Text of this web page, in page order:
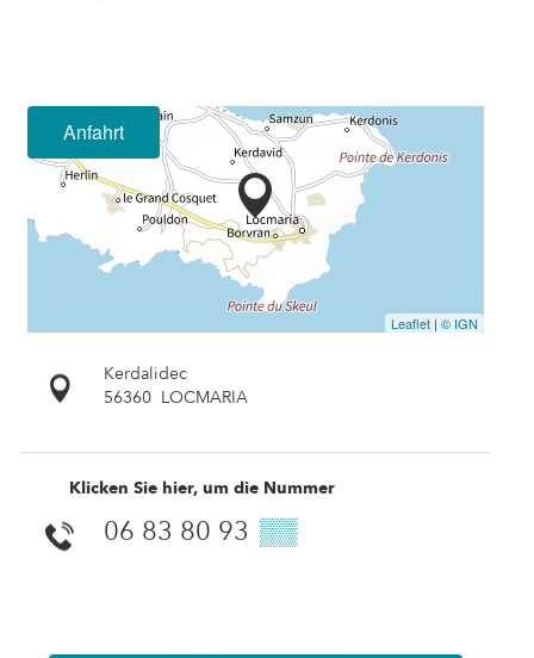
Anfahrt
Leaflet | © IGN
Kerdalidec
56360 LOCMARIA
Klicken Sie hier, um die Nummer
06 83 80 93 ▒▒